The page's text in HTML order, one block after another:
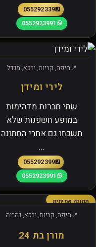
0552923391
0552923991
חיפה, קריות, ירכא, מגדל
לירי ומידן
שתי חברות מדהימות
במופע חשפנות שלא
תשכחו גם אחרי החתונה
...
0552923991
0552923991
תמונה אמיתית
חיפה, קריות, ירכא, נהריה
מורן בת 24